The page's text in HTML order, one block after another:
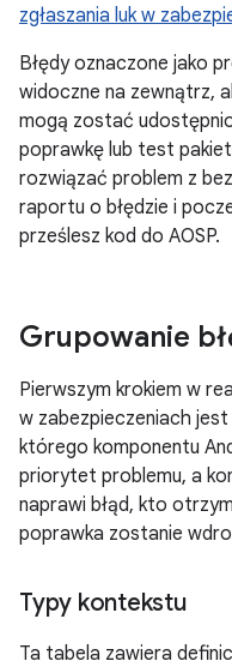
zgłaszania luk w
Błędy oznaczone jako
widoczne na zewnątrz,
mogą zostać
poprawkę lub test
rozwiązać problem z
raportu o błędzie i
prześlesz kod do AOSP.
Grupowanie
Pierwszym krokiem w
w zabezpieczeniach
którego komponentu
priorytet problemu, a
naprawi błąd, kto
poprawka zostanie
Typy kontekstu
Ta tabela zawiera